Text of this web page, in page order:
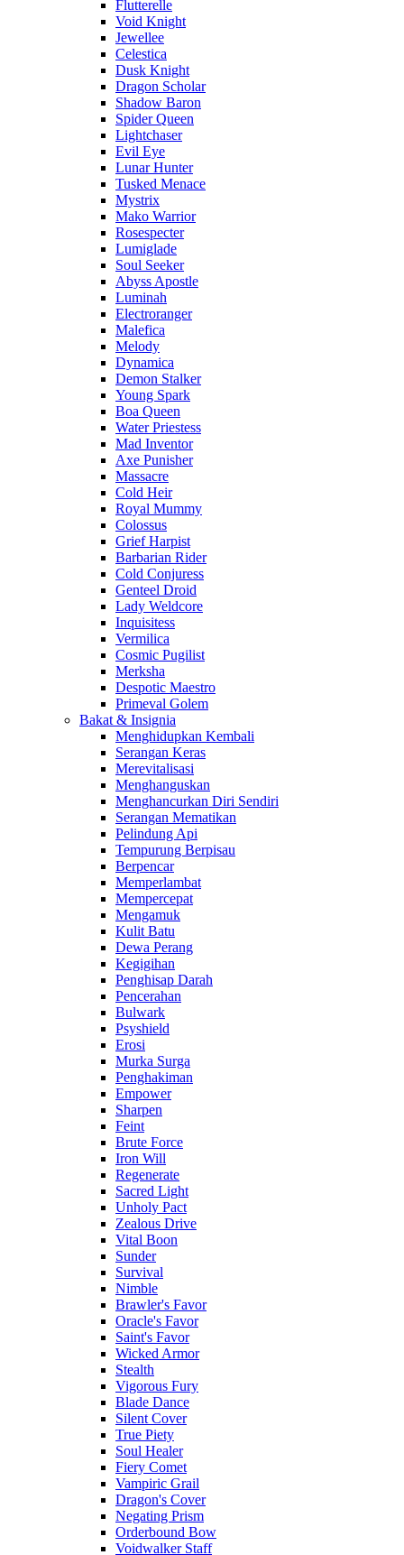
Flutterelle
Void Knight
Jewellee
Celestica
Dusk Knight
Dragon Scholar
Shadow Baron
Spider Queen
Lightchaser
Evil Eye
Lunar Hunter
Tusked Menace
Mystrix
Mako Warrior
Rosespecter
Lumiglade
Soul Seeker
Abyss Apostle
Luminah
Electroranger
Malefica
Melody
Dynamica
Demon Stalker
Young Spark
Boa Queen
Water Priestess
Mad Inventor
Axe Punisher
Massacre
Cold Heir
Royal Mummy
Colossus
Grief Harpist
Barbarian Rider
Cold Conjuress
Genteel Droid
Lady Weldcore
Inquisitess
Vermilica
Cosmic Pugilist
Merksha
Despotic Maestro
Primeval Golem
Bakat & Insignia
Menghidupkan Kembali
Serangan Keras
Merevitalisasi
Menghanguskan
Menghancurkan Diri Sendiri
Serangan Mematikan
Pelindung Api
Tempurung Berpisau
Berpencar
Memperlambat
Mempercepat
Mengamuk
Kulit Batu
Dewa Perang
Kegigihan
Penghisap Darah
Pencerahan
Bulwark
Psyshield
Erosi
Murka Surga
Penghakiman
Empower
Sharpen
Feint
Brute Force
Iron Will
Regenerate
Sacred Light
Unholy Pact
Zealous Drive
Vital Boon
Sunder
Survival
Nimble
Brawler's Favor
Oracle's Favor
Saint's Favor
Wicked Armor
Stealth
Vigorous Fury
Blade Dance
Silent Cover
True Piety
Soul Healer
Fiery Comet
Vampiric Grail
Dragon's Cover
Negating Prism
Orderbound Bow
Voidwalker Staff